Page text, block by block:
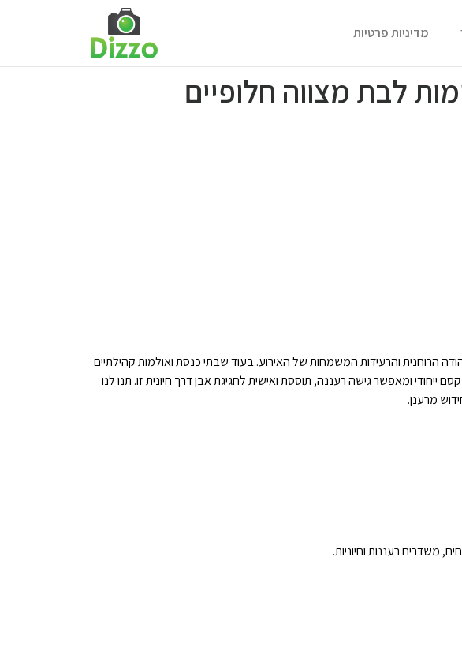
מדיניות פרטיות
לבת מצווה חלופיים
הרוחנית והרעידות המשמחות של האירוע. בעוד שבתי כנסת ואולמות קהילתיים
ומאפשר גישה רעננה, תוססת ואישית לחגיגת אבן דרך חיונית זו. תנו לנו
מרענן.
משדרים רעננות וחיוניות.